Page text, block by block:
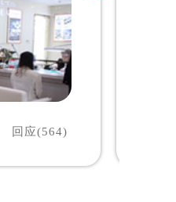
回应(564)